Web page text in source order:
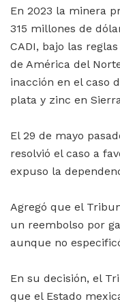
En 2023 la minera
315 millones de
CADI, bajo las
de América del
inacción en el caso
plata y zinc en
El 29 de mayo
resolvió el caso a
expuso la
Agregó que el
un reembolso por
aunque no
En su decisión, el
que el Estado